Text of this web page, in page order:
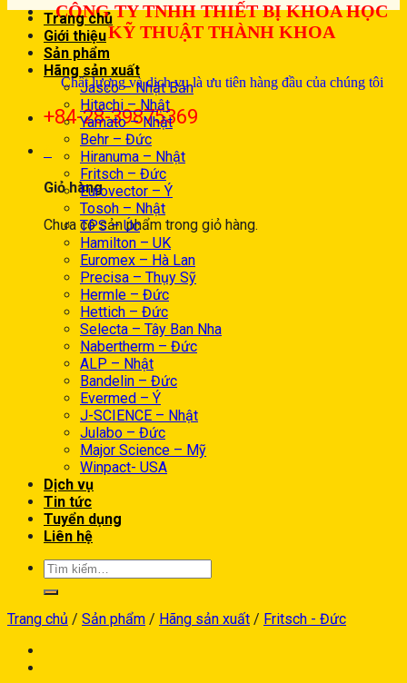
CÔNG TY TNHH THIẾT BỊ KHOA HỌC
KỸ THUẬT THÀNH KHOA
Chất lượng và dịch vụ là ưu tiên hàng đầu của chúng tôi
+84-28-39875369
Giỏ hàng
Chưa có sản phẩm trong giỏ hàng.
Trang chủ
Giới thiệu
Sản phẩm
Hãng sản xuất
Jasco – Nhật Bản
Hitachi – Nhật
Yamato – Nhật
Behr – Đức
Hiranuma – Nhật
Fritsch – Đức
Eurovector – Ý
Tosoh – Nhật
TPS – Úc
Hamilton – UK
Euromex – Hà Lan
Precisa – Thụy Sỹ
Hermle – Đức
Hettich – Đức
Selecta – Tây Ban Nha
Nabertherm – Đức
ALP – Nhật
Bandelin – Đức
Evermed – Ý
J-SCIENCE – Nhật
Julabo – Đức
Major Science – Mỹ
Winpact- USA
Dịch vụ
Tin tức
Tuyển dụng
Liên hệ
Trang chủ / Sản phẩm / Hãng sản xuất / Fritsch - Đức